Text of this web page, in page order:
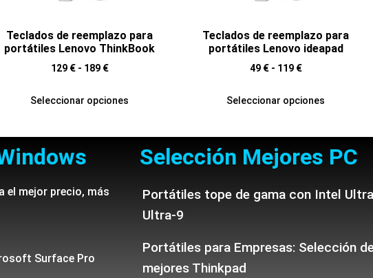
Teclados de reemplazo para
portátiles Lenovo ThinkBook
129 € - 189 €
Seleccionar opciones
Teclados de reemplazo para
portátiles Lenovo ideapad
49 € - 119 €
Seleccionar opciones
el mejor precio, más
Surface Pro
Selección Mejores PC
Portátiles tope de gama con Intel
Ultra-9
Portátiles para Empresas: Selección
mejores Thinkpad